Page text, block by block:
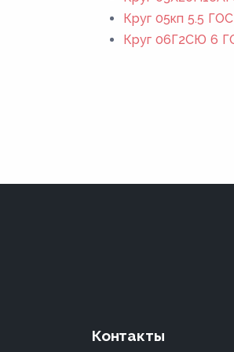
Круг 05кп 5.5
Круг 06Г2СЮ 6
Контакты